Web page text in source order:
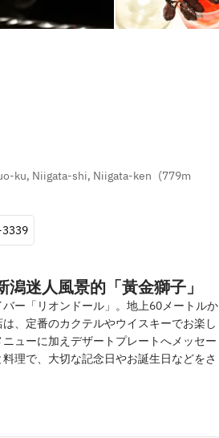
ku, Niigata-shi, Niigata-ken (779m
迷人風景的「黃金獅子」
ー「リオンドール」。地上60メートルか
、定番のカクテルやウイスキーでお楽し
ューに加えデザートプレートへメッセー
理で、大切な記念日やお誕生日などをさ